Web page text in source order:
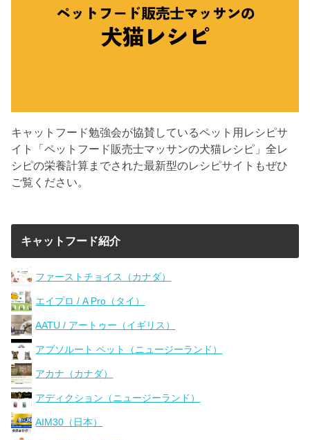
キャットフード勉強会が協賛しているペット用レシピサ
イト「ペットフード販売士マッサンの犬猫レシピ」全レ
シピの栄養計算までされた最新型のレシピサイトもぜひ
ご覧ください。
キャットフード紹介
ファーストチョイス（カナダ）
エイプロ / A Pro（タイ）
AATU / アートゥー（イギリス）
アブソルート ペット（ニュージーランド）
アカナ（カナダ）
アディクション（ニュージーランド）
AIM30（日本）